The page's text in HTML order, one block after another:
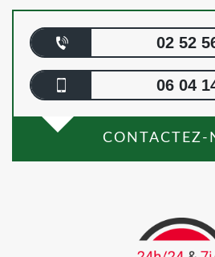
02 52
06 04
CONTACTEZ-